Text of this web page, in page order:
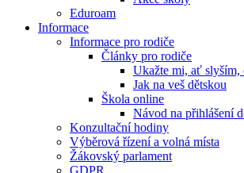
Eduroam
Informace
Informace pro rodiče
Články pro rodiče
Ukažte mi, ať slyším,
Jak na veš dětskou
Škola online
Návod na přihlášení
Konzultační hodiny
Výběrová řízení a volná místa
Žákovský parlament
GDPR